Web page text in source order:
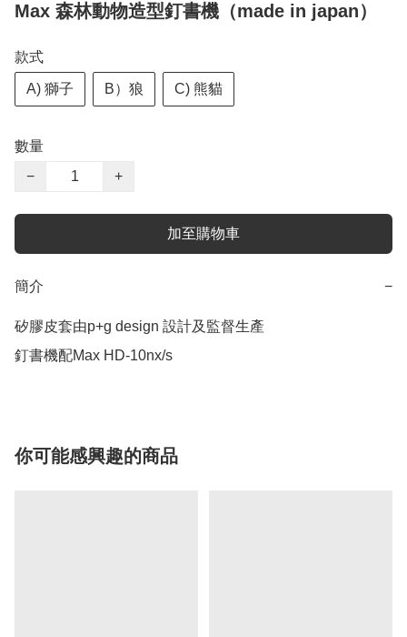
Max 森林動物造型釘書機（made in japan）
款式
A) 獅子 B）狼 C) 熊貓
數量
−
+
加至購物車
簡介 −
矽膠皮套由p+g design 設計及監督生產
釘書機配Max HD-10nx/s
你可能感興趣的商品